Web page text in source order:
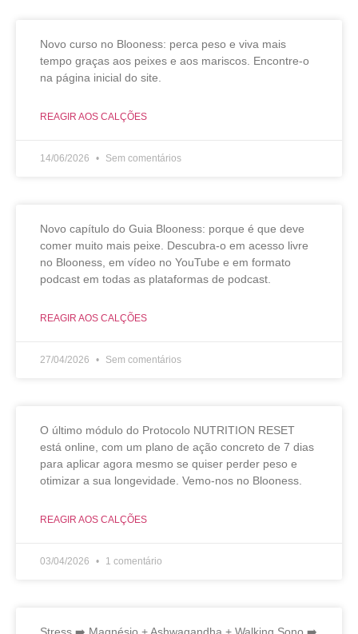
Novo curso no Blooness: perca peso e viva mais
tempo graças aos peixes e aos mariscos. Encontre-o
na página inicial do site.
REAGIR AOS CALÇÕES
14/06/2026 Sem comentários
Novo capítulo do Guia Blooness: porque é que deve
comer muito mais peixe. Descubra-o em acesso livre
no Blooness, em vídeo no YouTube e em formato
podcast em todas as plataformas de podcast.
REAGIR AOS CALÇÕES
27/04/2026 Sem comentários
O último módulo do Protocolo NUTRITION RESET
está online, com um plano de ação concreto de 7 dias
para aplicar agora mesmo se quiser perder peso e
otimizar a sua longevidade. Vemo-nos no Blooness.
REAGIR AOS CALÇÕES
03/04/2026 1 comentário
Stress ➡️ Magnésio + Ashwagandha + Walking Sono ➡️